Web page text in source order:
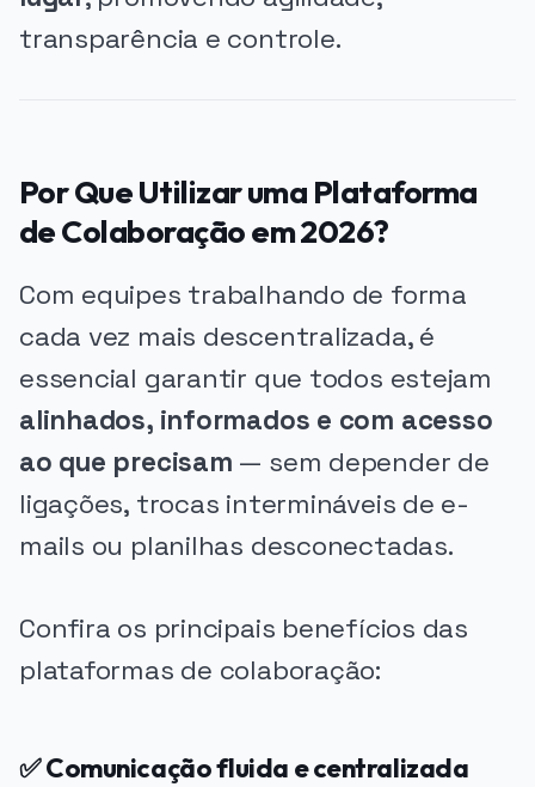
transparência e controle.
Por Que Utilizar uma Plataforma
de Colaboração em 2026?
Com equipes trabalhando de forma
cada vez mais descentralizada, é
essencial garantir que todos estejam
alinhados, informados e com acesso
ao que precisam — sem depender de
ligações, trocas intermináveis de e-
mails ou planilhas desconectadas.
Confira os principais benefícios das
plataformas de colaboração:
✅ Comunicação fluida e centralizada